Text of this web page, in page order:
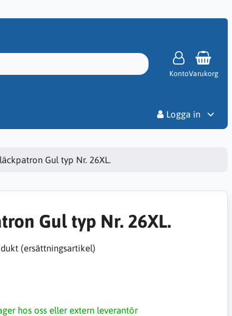
KontoVarukorg
Logga in
Gul typ Nr. 26XL.
Gul typ Nr. 26XL.
(ersättningsartikel)
hos oss eller extern leverantör